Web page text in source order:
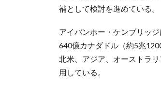
補として検討を進めている。
アイバンホー・ケンブリッ
640億カナダドル（約5兆
北米、アジア、オーストラ
用している。